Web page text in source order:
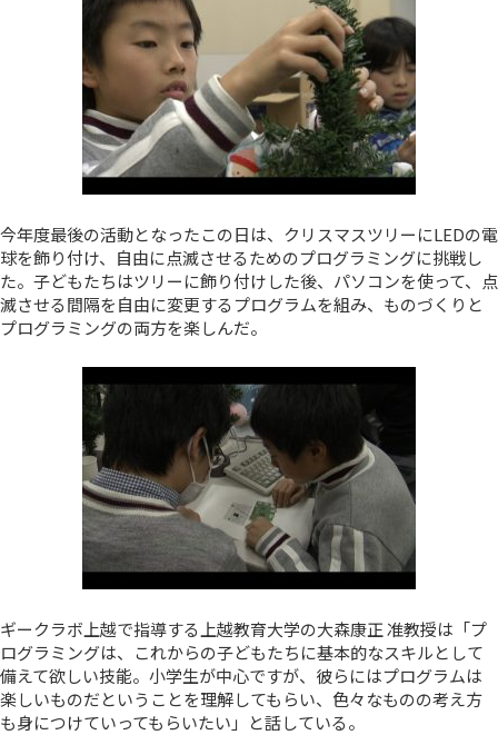
今年度最後の活動となったこの日は、クリスマスツリーにLEDの電
球を飾り付け、自由に点滅させるためのプログラミングに挑戦し
た。子どもたちはツリーに飾り付けした後、パソコンを使って、点
滅させる間隔を自由に変更するプログラムを組み、ものづくりと
プログラミングの両方を楽しんだ。
ギークラボ上越で指導する上越教育大学の大森康正 准教授は「プ
ログラミングは、これからの子どもたちに基本的なスキルとして
備えて欲しい技能。小学生が中心ですが、彼らにはプログラムは
楽しいものだということを理解してもらい、色々なものの考え方
も身につけていってもらいたい」と話している。